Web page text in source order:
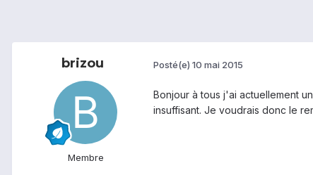
brizou
Membre
Posté(e) 10 mai 2015
Bonjour à tous j'ai actuellement
insuffisant. Je voudrais donc le